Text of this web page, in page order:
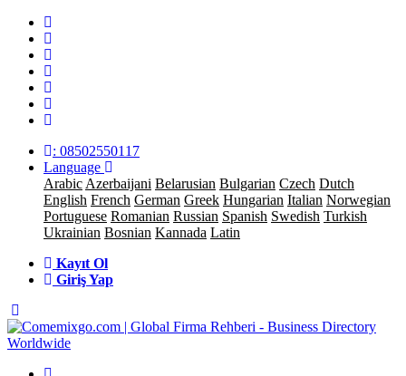
: 08502550117
Language
Arabic Azerbaijani Belarusian Bulgarian Czech Dutch
English French German Greek Hungarian Italian Norwegian
Portuguese Romanian Russian Spanish Swedish Turkish
Ukrainian Bosnian Kannada Latin
Kayıt Ol
Giriş Yap